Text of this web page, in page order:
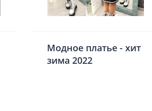
Модное платье - хит
зима 2022